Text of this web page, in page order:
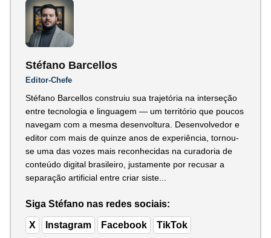
Stéfano Barcellos
Editor-Chefe
Stéfano Barcellos construiu sua trajetória na interseção
entre tecnologia e linguagem — um território que poucos
navegam com a mesma desenvoltura. Desenvolvedor e
editor com mais de quinze anos de experiência, tornou-
se uma das vozes mais reconhecidas na curadoria de
conteúdo digital brasileiro, justamente por recusar a
separação artificial entre criar siste...
Siga Stéfano nas redes sociais:
X Instagram Facebook TikTok